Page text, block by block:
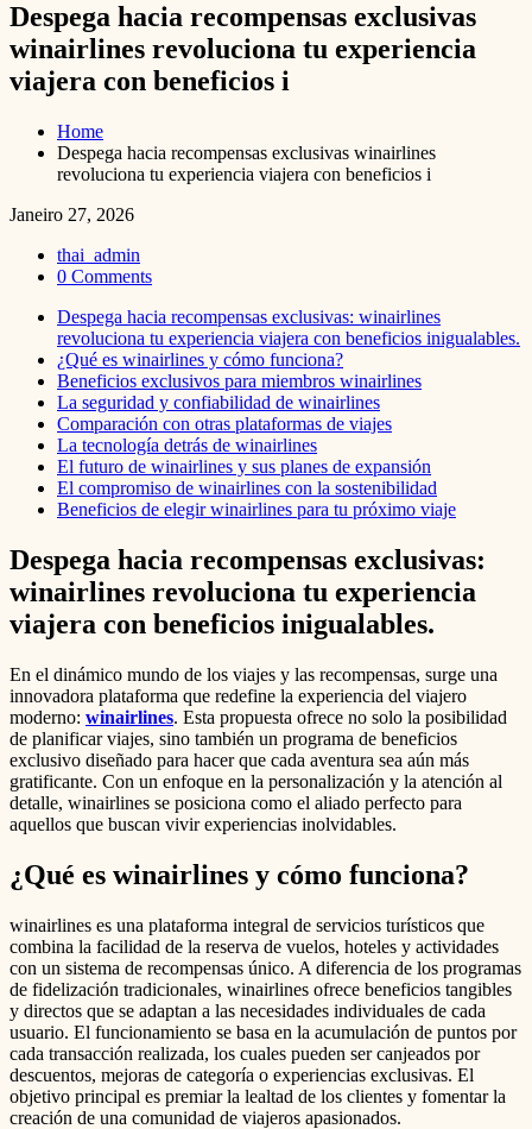
Despega hacia recompensas exclusivas
winairlines revoluciona tu experiencia
viajera con beneficios i
Home
Despega hacia recompensas exclusivas winairlines
revoluciona tu experiencia viajera con beneficios i
Janeiro 27, 2026
thai_admin
0 Comments
Despega hacia recompensas exclusivas: winairlines
revoluciona tu experiencia viajera con beneficios inigualables.
¿Qué es winairlines y cómo funciona?
Beneficios exclusivos para miembros winairlines
La seguridad y confiabilidad de winairlines
Comparación con otras plataformas de viajes
La tecnología detrás de winairlines
El futuro de winairlines y sus planes de expansión
El compromiso de winairlines con la sostenibilidad
Beneficios de elegir winairlines para tu próximo viaje
Despega hacia recompensas exclusivas:
winairlines revoluciona tu experiencia
viajera con beneficios inigualables.
En el dinámico mundo de los viajes y las recompensas, surge una
innovadora plataforma que redefine la experiencia del viajero
moderno: winairlines. Esta propuesta ofrece no solo la posibilidad
de planificar viajes, sino también un programa de beneficios
exclusivo diseñado para hacer que cada aventura sea aún más
gratificante. Con un enfoque en la personalización y la atención al
detalle, winairlines se posiciona como el aliado perfecto para
aquellos que buscan vivir experiencias inolvidables.
¿Qué es winairlines y cómo funciona?
winairlines es una plataforma integral de servicios turísticos que
combina la facilidad de la reserva de vuelos, hoteles y actividades
con un sistema de recompensas único. A diferencia de los programas
de fidelización tradicionales, winairlines ofrece beneficios tangibles
y directos que se adaptan a las necesidades individuales de cada
usuario. El funcionamiento se basa en la acumulación de puntos por
cada transacción realizada, los cuales pueden ser canjeados por
descuentos, mejoras de categoría o experiencias exclusivas. El
objetivo principal es premiar la lealtad de los clientes y fomentar la
creación de una comunidad de viajeros apasionados.